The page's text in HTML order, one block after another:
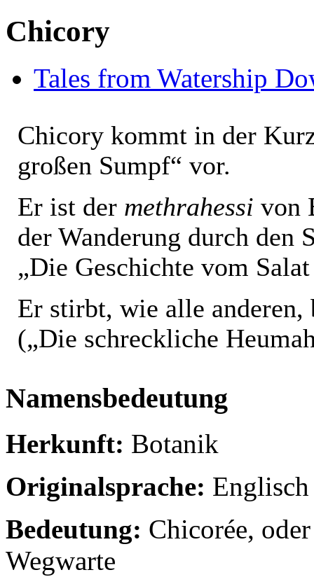
Chicory
Tales from Watership
Chicory kommt in der
großen Sumpf“ vor.
Er ist der methrahessi von
der Wanderung durch den
„Die Geschichte vom
Er stirbt, wie alle anderen,
(„Die schreckliche
Namensbedeutung
Herkunft: Botanik
Originalsprache: Englisch
Bedeutung: Chicorée,
Wegwarte